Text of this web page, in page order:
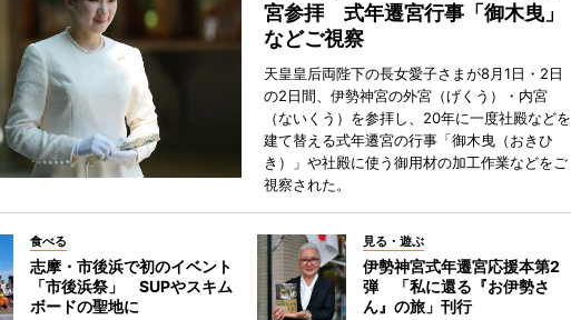
宮参拝 式年遷宮行事「御木曳」
などご視察
天皇皇后両陛下の長女愛子さまが8月1日・2日
の2日間、伊勢神宮の外宮（げくう）・内宮
（ないくう）を参拝し、20年に一度社殿などを
建て替える式年遷宮の行事「御木曳（おきひ
き）」や社殿に使う御用材の加工作業などをご
視察された。
食べる
志摩・市後浜で初のイベント
「市後浜祭」 SUPやスキム
ボードの聖地に
見る・遊ぶ
伊勢神宮式年遷宮応援本第2
弾 「私に還る『お伊勢さ
ん』の旅」刊行